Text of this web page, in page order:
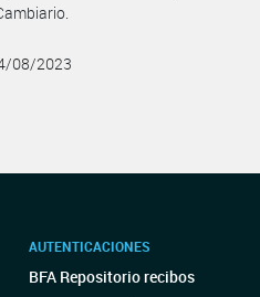
08/2023
AUTENTICACIONES
BFA Repositorio recibos